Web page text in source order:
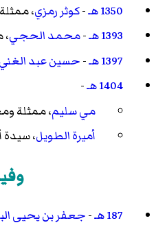
1350 هـ
-كوثر رمزي، ممثلة
1393 هـ
-محمد الحجي
1397 هـ
-حسين عبد الغني
1404 هـ
-
مي سليم، ممثلة
أميرة الطويل، سيدة
187 هـ -جعفر بن يحيى